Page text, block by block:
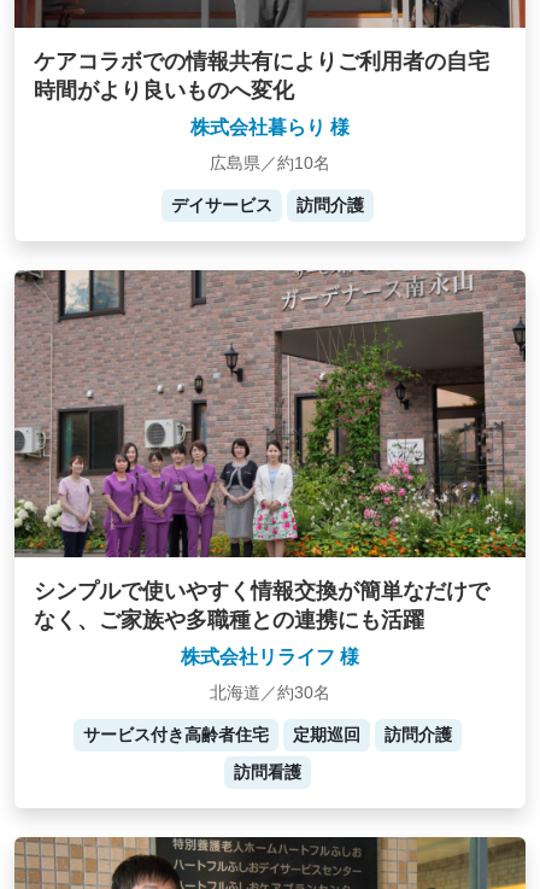
ケアコラボでの情報共有によりご利用者の自宅
時間がより良いものへ変化
株式会社暮らり 様
広島県／約10名
デイサービス 訪問介護
シンプルで使いやすく情報交換が簡単なだけで
なく、ご家族や多職種との連携にも活躍
株式会社リライフ 様
北海道／約30名
サービス付き高齢者住宅 定期巡回
訪問介護
訪問看護